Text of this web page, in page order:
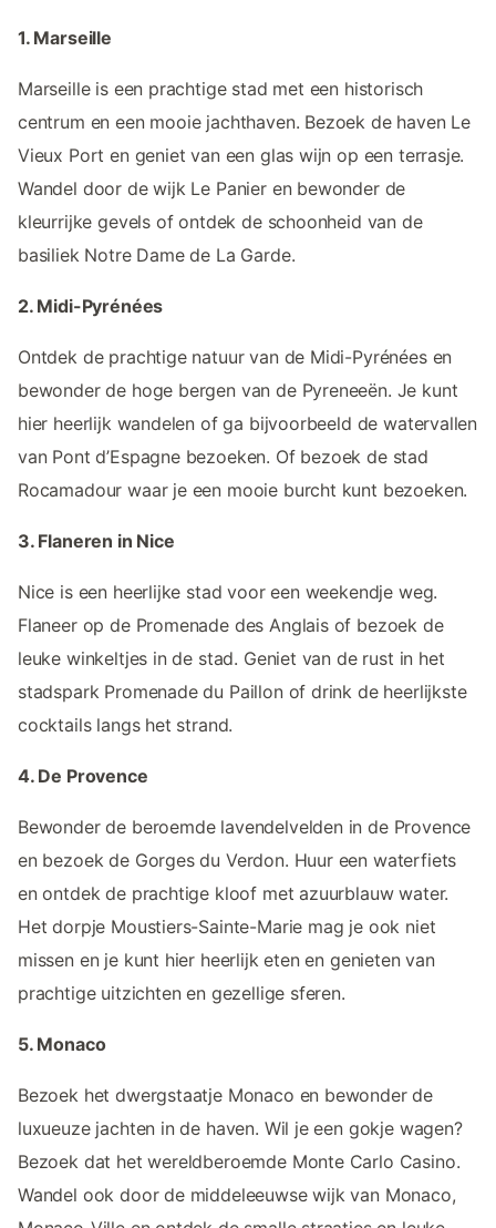
1. Marseille
Marseille is een prachtige stad met een historisch
centrum en een mooie jachthaven. Bezoek de haven Le
Vieux Port en geniet van een glas wijn op een terrasje.
Wandel door de wijk Le Panier en bewonder de
kleurrijke gevels of ontdek de schoonheid van de
basiliek Notre Dame de La Garde.
2. Midi-Pyrénées
Ontdek de prachtige natuur van de Midi-Pyrénées en
bewonder de hoge bergen van de Pyreneeën. Je kunt
hier heerlijk wandelen of ga bijvoorbeeld de watervallen
van Pont d’Espagne bezoeken. Of bezoek de stad
Rocamadour waar je een mooie burcht kunt bezoeken.
3. Flaneren in Nice
Nice is een heerlijke stad voor een weekendje weg.
Flaneer op de Promenade des Anglais of bezoek de
leuke winkeltjes in de stad. Geniet van de rust in het
stadspark Promenade du Paillon of drink de heerlijkste
cocktails langs het strand.
4. De Provence
Bewonder de beroemde lavendelvelden in de Provence
en bezoek de Gorges du Verdon. Huur een waterfiets
en ontdek de prachtige kloof met azuurblauw water.
Het dorpje Moustiers-Sainte-Marie mag je ook niet
missen en je kunt hier heerlijk eten en genieten van
prachtige uitzichten en gezellige sferen.
5. Monaco
Bezoek het dwergstaatje Monaco en bewonder de
luxueuze jachten in de haven. Wil je een gokje wagen?
Bezoek dat het wereldberoemde Monte Carlo Casino.
Wandel ook door de middeleeuwse wijk van Monaco,